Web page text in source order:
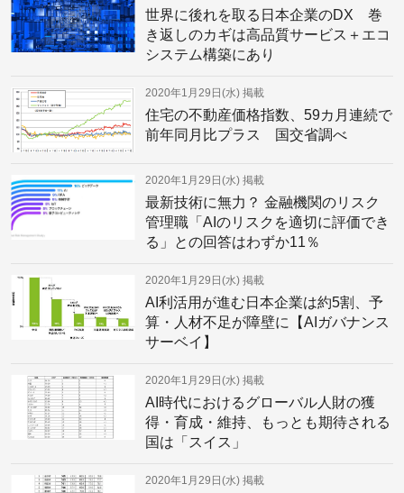
世界に後れを取る日本企業のDX 巻
き返しのカギは高品質サービス＋エコ
システム構築にあり
住宅の不動産価格指数、59カ月連続で
前年同月比プラス 国交省調べ
2020年1月29日(水) 掲載
最新技術に無力？ 金融機関のリスク
管理職「AIのリスクを適切に評価でき
る」との回答はわずか11％
2020年1月29日(水) 掲載
AI利活用が進む日本企業は約5割、予
算・人材不足が障壁に【AIガバナンス
サーベイ】
2020年1月29日(水) 掲載
AI時代におけるグローバル人財の獲
得・育成・維持、もっとも期待される
国は「スイス」
2020年1月29日(水) 掲載
2020年1月29日(水) 掲載